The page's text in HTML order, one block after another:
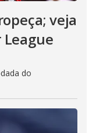
veja
do